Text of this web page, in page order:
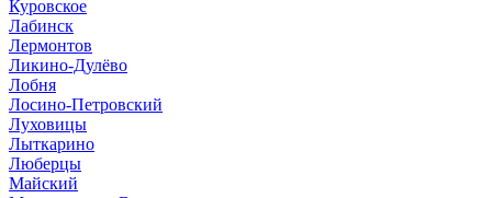
Куровское
Лабинск
Лермонтов
Ликино-Дулёво
Лобня
Лосино-Петровский
Луховицы
Лыткарино
Люберцы
Майский